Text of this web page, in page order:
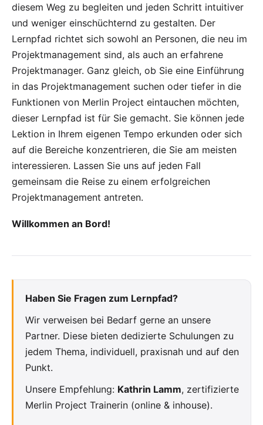
diesem Weg zu begleiten und jeden Schritt intuitiver
und weniger einschüchternd zu gestalten. Der
Lernpfad richtet sich sowohl an Personen, die neu im
Projektmanagement sind, als auch an erfahrene
Projektmanager. Ganz gleich, ob Sie eine Einführung
in das Projektmanagement suchen oder tiefer in die
Funktionen von Merlin Project eintauchen möchten,
dieser Lernpfad ist für Sie gemacht. Sie können jede
Lektion in Ihrem eigenen Tempo erkunden oder sich
auf die Bereiche konzentrieren, die Sie am meisten
interessieren. Lassen Sie uns auf jeden Fall
gemeinsam die Reise zu einem erfolgreichen
Projektmanagement antreten.
Willkommen an Bord!
Haben Sie Fragen zum Lernpfad?
Wir verweisen bei Bedarf gerne an unsere
Partner. Diese bieten dedizierte Schulungen zu
jedem Thema, individuell, praxisnah und auf den
Punkt.
Unsere Empfehlung: Kathrin Lamm, zertifizierte
Merlin Project Trainerin (online & inhouse).